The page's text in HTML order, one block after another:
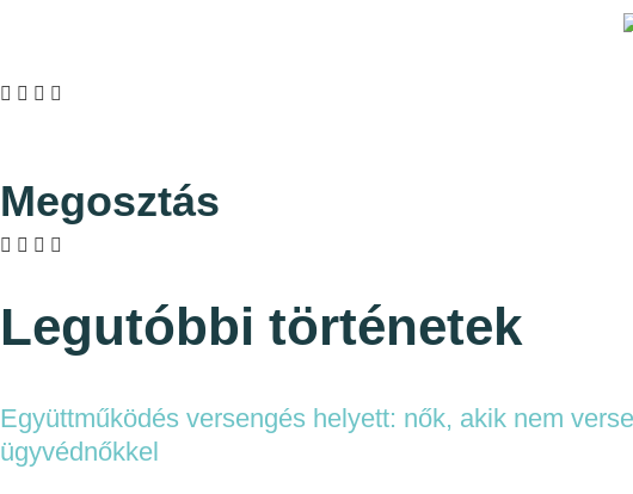
Megosztás
Legutóbbi történetek
Együttműködés versengés helyett: nők, akik nem
ügyvédnőkkel